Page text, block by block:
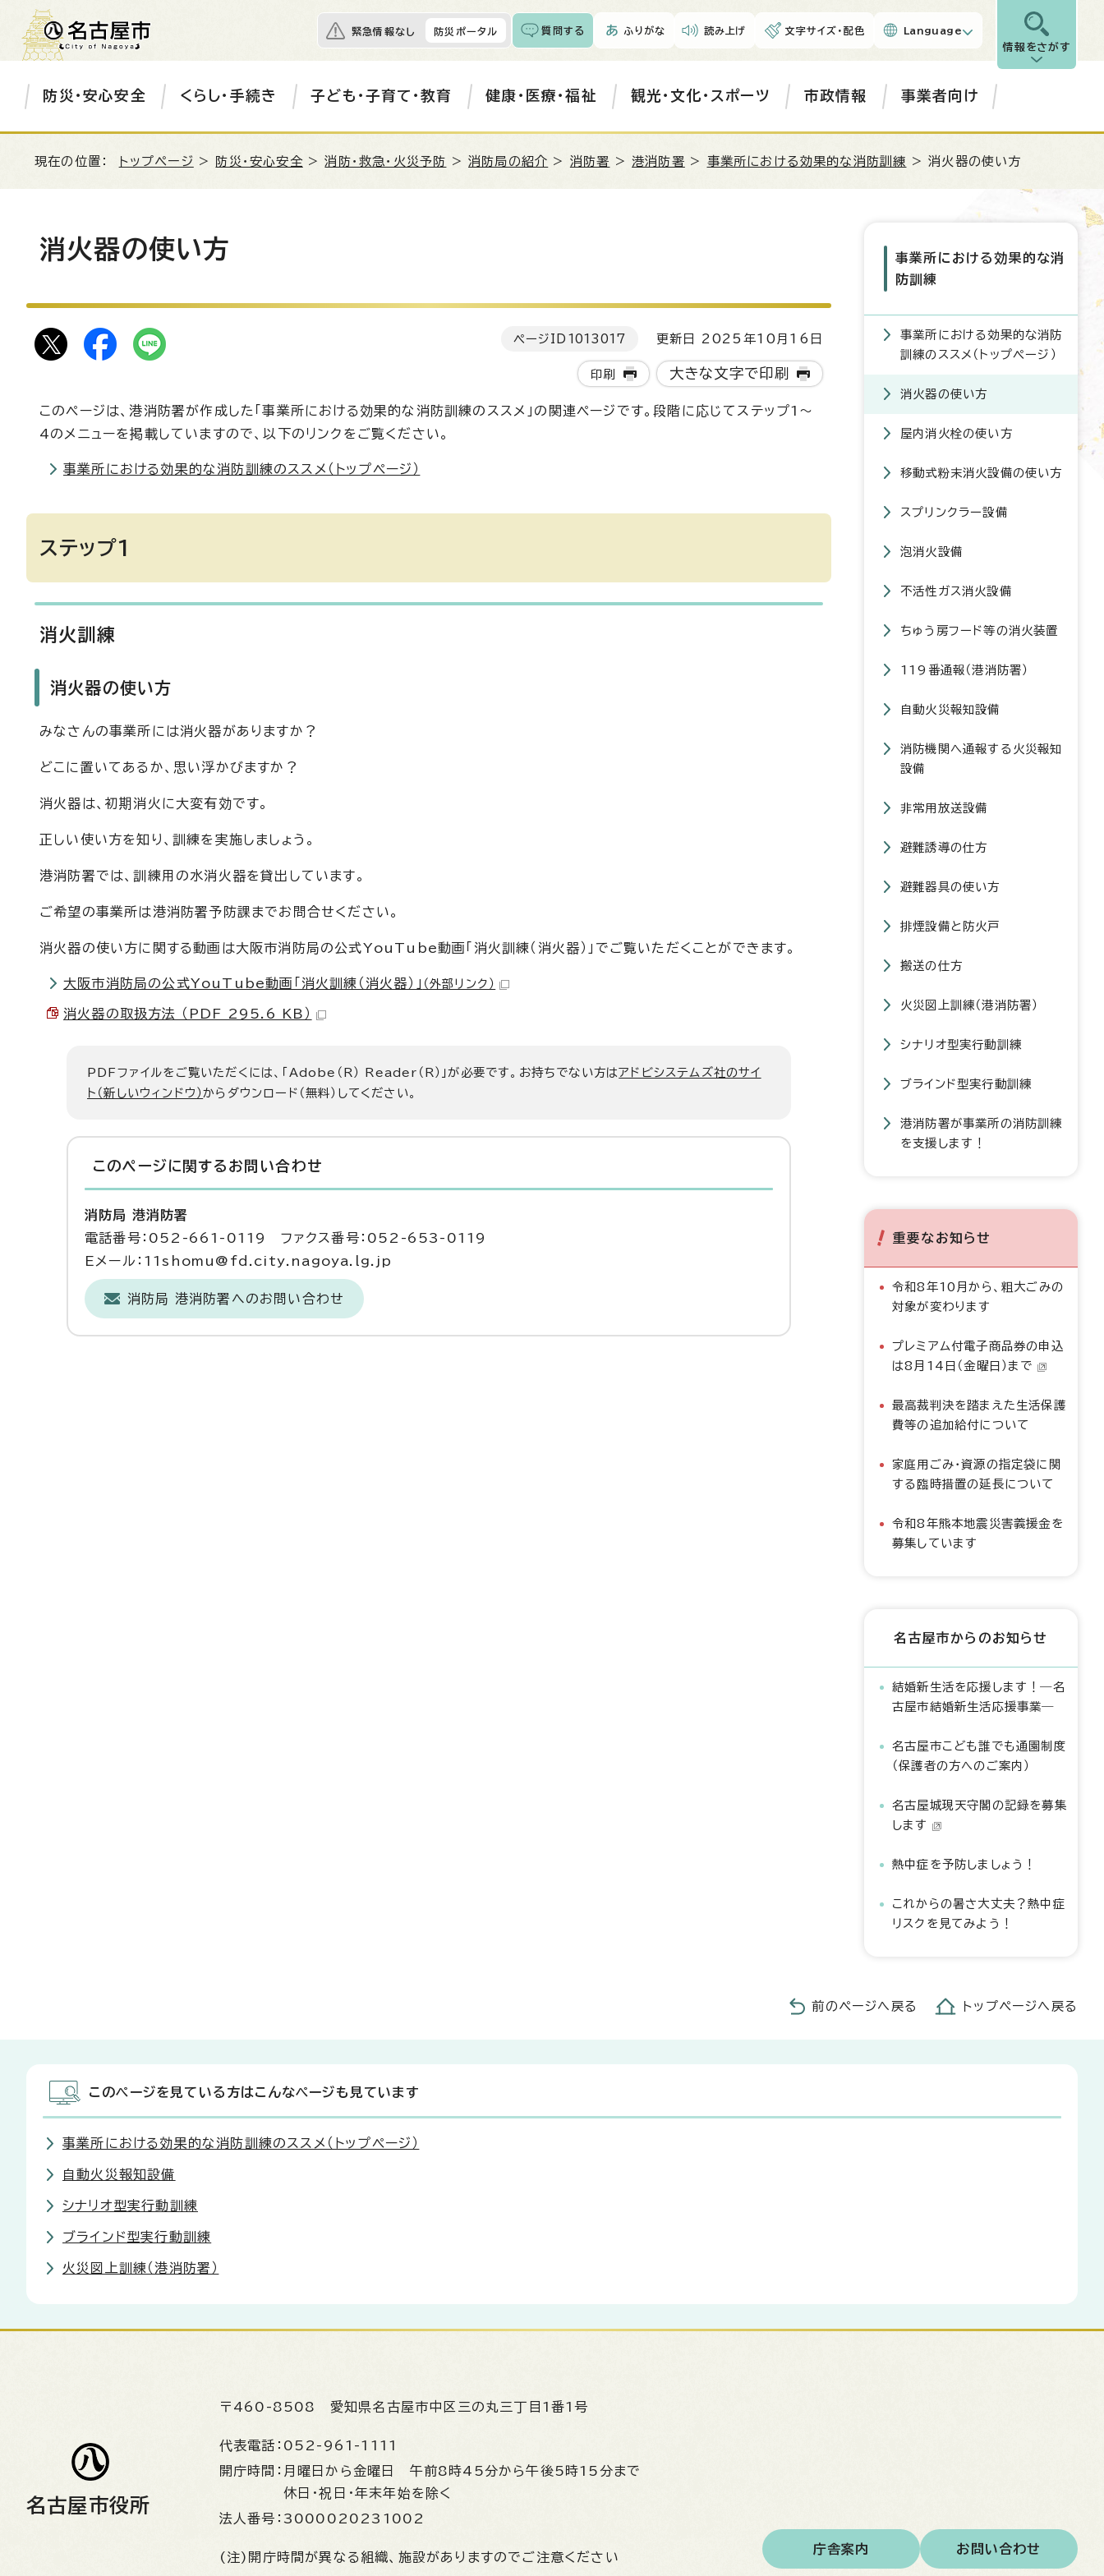
緊急情報なし 防災ポータル 質問する ふりがな 読み上げ 文字サイズ・配色 Language
情報をさがす
防災・安心安全 くらし・手続き 子ども・子育て・教育 健康・医療・福祉 観光・文化・スポーツ 市政情報 事業者向け
現在の位置： トップページ > 防災・安心安全>消防・救急・火災予防 >消防局の紹介 > 消防署 >港消防署 > 事業所における効果的な消防訓練 > 消火器の使い方
消火器の使い方
ページID 1013017 更新日 2025年10月16日
印刷 大きな文字で印刷
このページは、港消防署が作成した「事業所における効果的な消防訓練のススメ」の関連ページです。段階に応じてステップ1～
4のメニューを掲載していますので、以下のリンクをご覧ください。
事業所における効果的な消防訓練のススメ（トップページ）
ステップ1
消火訓練
消火器の使い方
みなさんの事業所には消火器がありますか？
どこに置いてあるか、思い浮かびますか？
消火器は、初期消火に大変有効です。
正しい使い方を知り、訓練を実施しましょう。
港消防署では、訓練用の水消火器を貸出しています。
ご希望の事業所は港消防署予防課までお問合せください。
消火器の使い方に関する動画は大阪市消防局の公式YouTube動画「消火訓練（消火器）」でご覧いただくことができます。
大阪市消防局の公式YouTube動画「消火訓練（消火器）」 （外部リンク）
消火器の取扱方法 （PDF 295.6 KB）
PDFファイルをご覧いただくには、「Adobe（R） Reader（R）」が必要です。お持ちでない方はアドビシステムズ社のサイ
ト（新しいウィンドウ）からダウンロード（無料）してください。
このページに関する お問い合わせ
消防局 港消防署
電話番号：052-661-0119 ファクス番号：052-653-0119
Eメール：11shomu@fd.city.nagoya.lg.jp
消防局 港消防署へのお問い合わせ
事業所における効果的な消
防訓練
事業所における効果的な消防
訓練のススメ（トップページ）
消火器の使い方
屋内消火栓の使い方
移動式粉末消火設備の使い方
スプリンクラー設備
泡消火設備
不活性ガス消火設備
ちゅう房フード等の消火装置
119番通報（港消防署）
自動火災報知設備
消防機関へ通報する火災報知
設備
非常用放送設備
避難誘導の仕方
避難器具の使い方
排煙設備と防火戸
搬送の仕方
火災図上訓練（港消防署）
シナリオ型実行動訓練
ブラインド型実行動訓練
港消防署が事業所の消防訓練
を支援します！
重要なお知らせ
令和8年10月から、粗大ごみの
対象が変わります
プレミアム付電子商品券の申込
は8月14日（金曜日）まで
最高裁判決を踏まえた生活保護
費等の追加給付について
家庭用ごみ・資源の指定袋に関
する臨時措置の延長について
令和8年熊本地震災害義援金を
募集しています
名古屋市からのお知らせ
結婚新生活を応援します！―名
古屋市結婚新生活応援事業―
名古屋市こども誰でも通園制度
（保護者の方へのご案内）
名古屋城現天守閣の記録を募集
します
熱中症を予防しましょう！
これからの暑さ大丈夫？熱中症
リスクを見てみよう！
前のページへ戻る トップページへ戻る
このページを見ている方はこんなページも見ています
事業所における効果的な消防訓練のススメ（トップページ）
自動火災報知設備
シナリオ型実行動訓練
ブラインド型実行動訓練
火災図上訓練（港消防署）
名古屋市役所
〒460-8508 愛知県名古屋市中区三の丸三丁目1番1号
代表電話： 052-961-1111
開庁時間： 月曜日から金曜日 午前8時45分から午後5時15分まで
休日・祝日・年末年始を除く
法人番号： 3000020231002
(注)開庁時間が異なる組織、施設がありますのでご注意ください
庁舎案内 お問い合わせ